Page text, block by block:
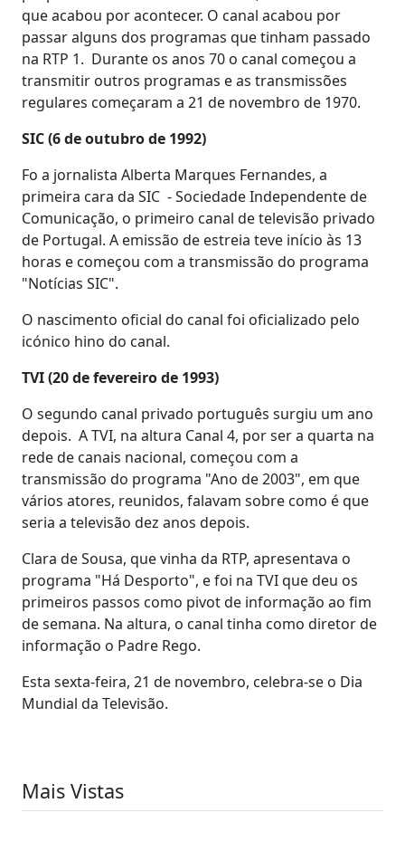
que acabou por acontecer. O canal acabou por
passar alguns dos programas que tinham passado
na RTP 1. Durante os anos 70 o canal começou a
transmitir outros programas e as transmissões
regulares começaram a 21 de novembro de 1970.
SIC (6 de outubro de 1992)
Fo a jornalista Alberta Marques Fernandes, a
primeira cara da SIC - Sociedade Independente de
Comunicação, o primeiro canal de televisão privado
de Portugal. A emissão de estreia teve início às 13
horas e começou com a transmissão do programa
"Notícias SIC".
O nascimento oficial do canal foi oficializado pelo
icónico hino do canal.
TVI (20 de fevereiro de 1993)
O segundo canal privado português surgiu um ano
depois. A TVI, na altura Canal 4, por ser a quarta na
rede de canais nacional, começou com a
transmissão do programa "Ano de 2003", em que
vários atores, reunidos, falavam sobre como é que
seria a televisão dez anos depois.
Clara de Sousa, que vinha da RTP, apresentava o
programa "Há Desporto", e foi na TVI que deu os
primeiros passos como pivot de informação ao fim
de semana. Na altura, o canal tinha como diretor de
informação o Padre Rego.
Esta sexta-feira, 21 de novembro, celebra-se o Dia
Mundial da Televisão.
Mais Vistas